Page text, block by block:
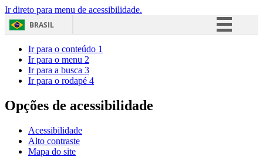
Ir direto para menu de acessibilidade.
BRASIL
Acesso à informação
Ir para o conteúdo 1
Ir para o menu 2
Ir para a busca 3
Ir para o rodapé 4
Opções de acessibilidade
Acessibilidade
Alto contraste
Mapa do site